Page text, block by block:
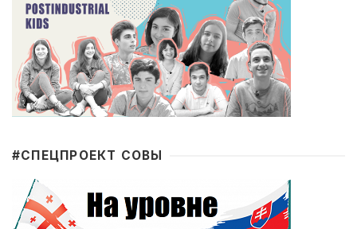
#CПЕЦПРОЕКТ СОВЫ